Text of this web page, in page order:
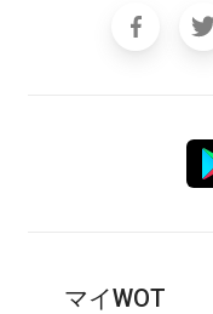
マイWOT